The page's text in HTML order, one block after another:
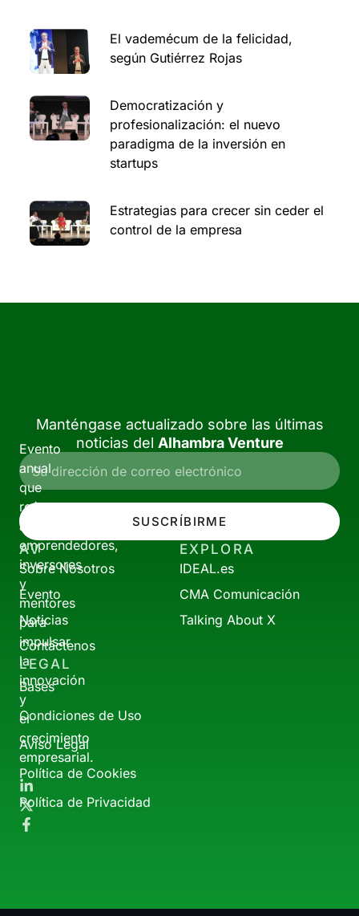
El vademécum de la felicidad,
según Gutiérrez Rojas
Democratización y
profesionalización: el nuevo
paradigma de la inversión en
startups
Estrategias para crecer sin ceder el
control de la empresa
Evento
anual
que
reúne
a
emprendedores,
inversores
y
mentores
para
impulsar
la
innovación
y
el
crecimiento
empresarial.
Manténgase actualizado sobre las últimas
noticias del Alhambra Venture
SUSCRÍBIRME
AV
Sobre Nosotros
Evento
Noticias
Contáctenos
EXPLORA
IDEAL.es
CMA Comunicación
Talking About X
LEGAL
Bases
Condiciones de Uso
Aviso Legal
Política de Cookies
Política de Privacidad